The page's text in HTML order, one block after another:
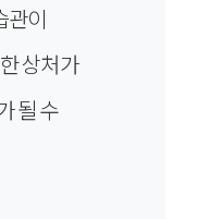
관이
상처가
될 수